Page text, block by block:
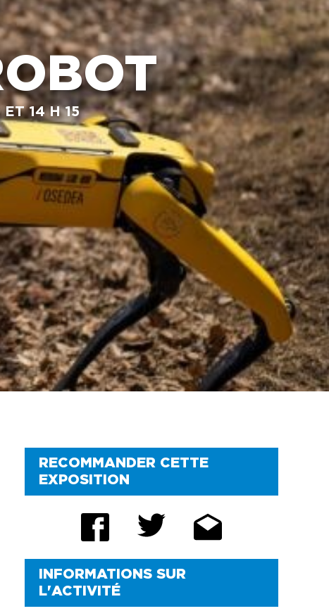
PROMOTIONS
STATIONNEMENT
RENSEIGNEMENTS
UTILES
FAQ
14 H 15
RECOMMANDER CETTE
EXPOSITION
INFORMATIONS SUR
L'ACTIVITÉ